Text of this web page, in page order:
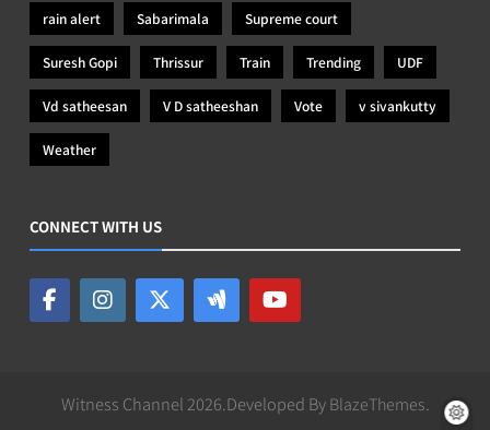
rain alert Sabarimala Supreme court
Suresh Gopi Thrissur Train Trending UDF
Vd satheesan V D satheeshan Vote v sivankutty
Weather
CONNECT WITH US
Witness Channel 2026.Developed ByBlazeThemes